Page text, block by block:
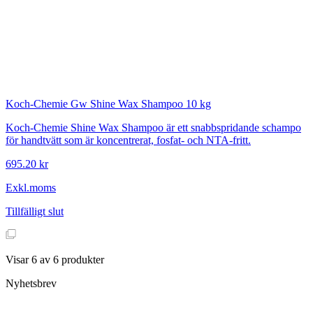
Koch-Chemie Gw Shine Wax Shampoo 10 kg
Koch-Chemie Shine Wax Shampoo är ett snabbspridande schampo
för handtvätt som är koncentrerat, fosfat- och NTA-fritt.
695.20 kr
Exkl.moms
Tillfälligt slut
Visar6 av 6 produkter
Nyhetsbrev